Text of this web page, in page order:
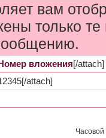
вам
только
Номер вложения[/attach]
attach]